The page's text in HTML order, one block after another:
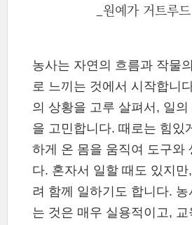
_원예가 거트루
농사는 자연의 흐름과 작물
로 느끼는 것에서 시작합니
의 상황을 고루 살펴서, 일의
을 고민합니다. 때로는 힘있
하게 온 몸을 움직여 도구와
다. 혼자서 일할 때도 있지
려 함께 일하기도 합니다.
는 것은 매우 실용적이고, 교